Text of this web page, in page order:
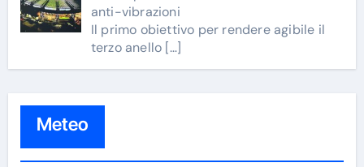
anti-vibrazioni
Il primo obiettivo per rendere agibile il
terzo anello […]
Meteo